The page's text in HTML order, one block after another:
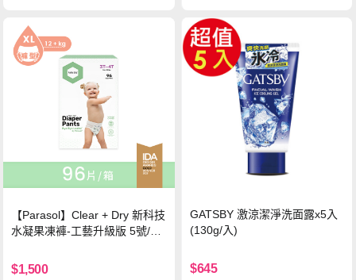
【Parasol】Clear + Dry 新科技
水凝果凍褲-工藝升級版 5號/XL
$1,500
GATSBY 激涼潔淨洗面露x5入
(130g/入)
$645